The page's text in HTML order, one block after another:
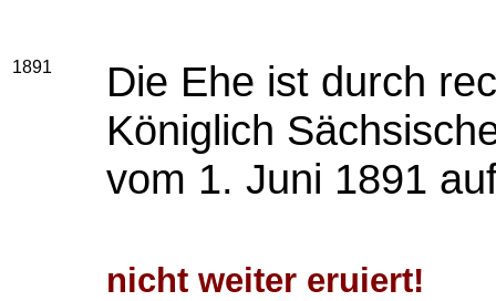
1891
Die Ehe ist durch
Königlich
vom 1. Juni 1891
nicht weiter eruiert!